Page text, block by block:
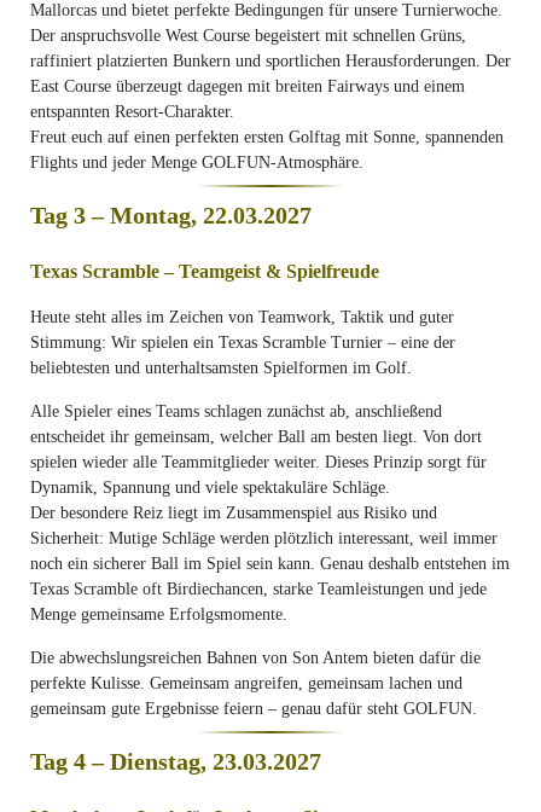
Mallorcas und bietet perfekte Bedingungen für unsere Turnierwoche.
Der anspruchsvolle West Course begeistert mit schnellen Grüns,
raffiniert platzierten Bunkern und sportlichen Herausforderungen. Der
East Course überzeugt dagegen mit breiten Fairways und einem
entspannten Resort-Charakter.
Freut euch auf einen perfekten ersten Golftag mit Sonne, spannenden
Flights und jeder Menge GOLFUN-Atmosphäre.
Tag 3 – Montag, 22.03.2027
Texas Scramble – Teamgeist & Spielfreude
Heute steht alles im Zeichen von Teamwork, Taktik und guter
Stimmung: Wir spielen ein Texas Scramble Turnier – eine der
beliebtesten und unterhaltsamsten Spielformen im Golf.
Alle Spieler eines Teams schlagen zunächst ab, anschließend
entscheidet ihr gemeinsam, welcher Ball am besten liegt. Von dort
spielen wieder alle Teammitglieder weiter. Dieses Prinzip sorgt für
Dynamik, Spannung und viele spektakuläre Schläge.
Der besondere Reiz liegt im Zusammenspiel aus Risiko und
Sicherheit: Mutige Schläge werden plötzlich interessant, weil immer
noch ein sicherer Ball im Spiel sein kann. Genau deshalb entstehen im
Texas Scramble oft Birdiechancen, starke Teamleistungen und jede
Menge gemeinsame Erfolgsmomente.
Die abwechslungsreichen Bahnen von Son Antem bieten dafür die
perfekte Kulisse. Gemeinsam angreifen, gemeinsam lachen und
gemeinsam gute Ergebnisse feiern – genau dafür steht GOLFUN.
Tag 4 – Dienstag, 23.03.2027